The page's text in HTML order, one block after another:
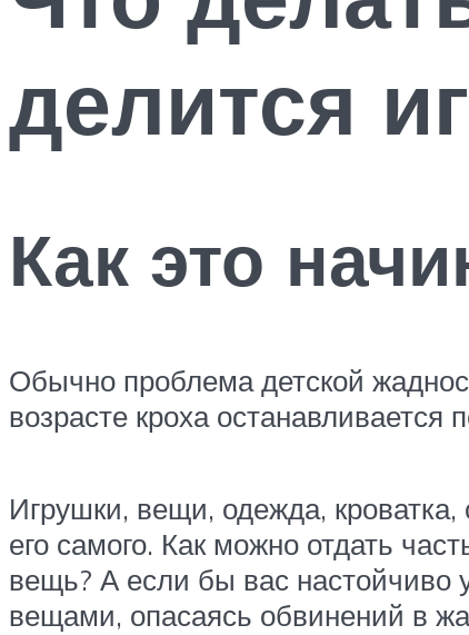
делится
Как это
Обычно проблема детской
возрасте кроха
Игрушки, вещи, одежда, кроватка,
его самого. Как можно отдать
вещь? А если бы вас настойчиво
вещами, опасаясь обвинений в